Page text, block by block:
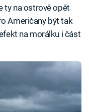
ty na ostrově opět
Američany být tak
na morálku i část